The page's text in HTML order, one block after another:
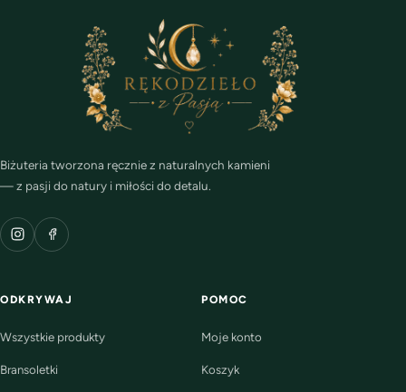
Biżuteria tworzona ręcznie z naturalnych kamieni
— z pasji do natury i miłości do detalu.
ODKRYWAJ
Wszystkie produkty
Bransoletki
POMOC
Moje konto
Koszyk